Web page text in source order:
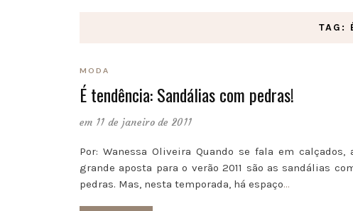
TAG:
MODA
É tendência: Sandálias com pedras!
em 11 de janeiro de 2011
Por: Wanessa Oliveira Quando se fala em calçados,
grande aposta para o verão 2011 são as sandálias
pedras. Mas, nesta temporada, há espaço…